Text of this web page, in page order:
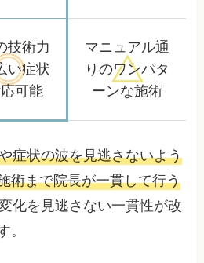
技術力
い症状
可能
マニュアル通
りのワンパタ
ーンな施術
症状の波を見逃さないよう
術まで院長が一貫して行う
化を見逃さない一貫性が改
。